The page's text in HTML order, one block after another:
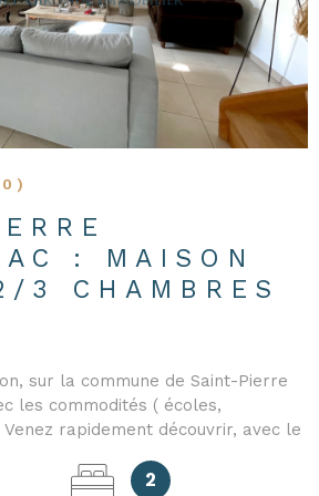
: MAISON
3 CHAMBRES
sur la commune de Saint-Pierre
les commodités ( écoles,
rapidement découvrir, avec le
compose, au rez de chaussée, d'un
2